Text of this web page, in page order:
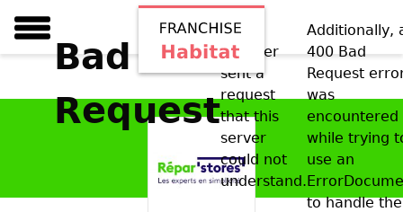
Bad
Request
Your
browser
sent a
request
that this
server
could not
understand.
Additionally,
400 Bad
Request
was
encountered
while trying
use an
to handle the